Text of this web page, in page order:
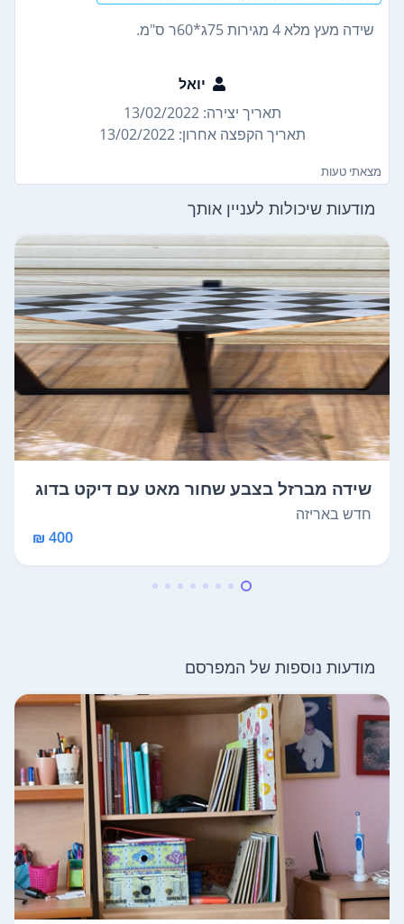
שידה מעץ מלא 4 מגירות 75ג*60ר ס"מ.
יואל
תאריך יצירה: 13/02/2022
תאריך הקפצה אחרון: 13/02/2022
מצאתי טעות
מודעות שיכולות לעניין אותך
שידה מברזל בצבע שחור מאט עם דיקט בדוג
מ...
חדש באריזה
400 ₪
מודעות נוספות של המפרסם